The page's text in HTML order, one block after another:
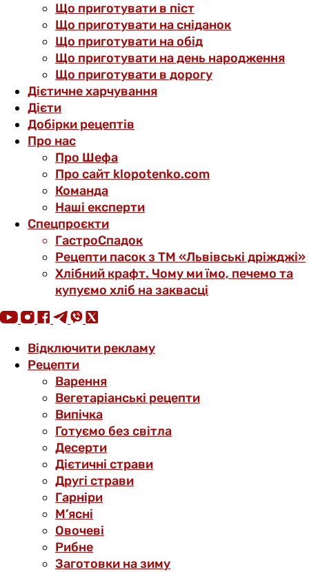
Що приготувати в піст
Що приготувати на сніданок
Що приготувати на обід
Що приготувати на день народження
Що приготувати в дорогу
Дієтичне харчування
Дієти
Добірки рецептів
Про нас
Про Шефа
Про сайт klopotenko.com
Команда
Наші експерти
Спецпроєкти
ГастроСпадок
Рецепти пасок з ТМ «Львівські дріжджі»
Хлібний крафт. Чому ми їмо, печемо та
купуємо хліб на заквасці
Відключити рекламу
Рецепти
Варення
Вегетаріанські рецепти
Випічка
Готуємо без світла
Десерти
Дієтичні страви
Другі страви
Гарніри
М’ясні
Овочеві
Рибне
Заготовки на зиму